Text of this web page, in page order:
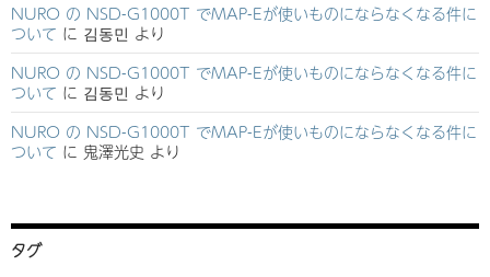
NURO の NSD-G1000T でMAP-Eが使いものにならなくなる件に
ついて に 김동민 より
NURO の NSD-G1000T でMAP-Eが使いものにならなくなる件に
ついて に 김동민 より
NURO の NSD-G1000T でMAP-Eが使いものにならなくなる件に
ついて に 鬼澤光史 より
タグ